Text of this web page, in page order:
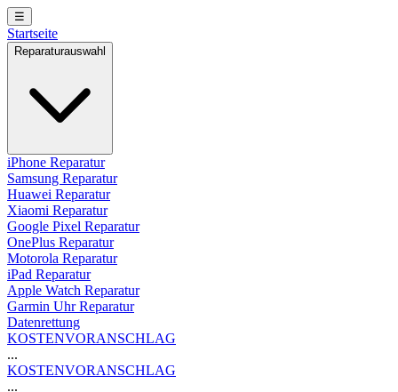
☰
Startseite
Reparaturauswahl
iPhone Reparatur
Samsung Reparatur
Huawei Reparatur
Xiaomi Reparatur
Google Pixel Reparatur
OnePlus Reparatur
Motorola Reparatur
iPad Reparatur
Apple Watch Reparatur
Garmin Uhr Reparatur
Datenrettung
KOSTENVORANSCHLAG
...
KOSTENVORANSCHLAG
...